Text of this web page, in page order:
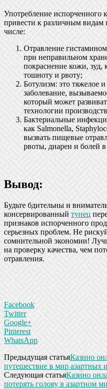
Употребление испорченного
привести к различным
числе:
Отравление
при неправильном
покраснение кожи, зуд,
тошноту и рвоту;
Ботулизм: это тяжелое
заболевание,
который может
технологии
Бактериальные
как Salmonella,
вызвать пищевые
рвоты, диареи и болей
Вывод:
Будьте бдительны и
консервированный тунец
признаков испорченного
серьезных проблем. Не
сомнительной экономии!
на проверку качества, чем
отравления.
Facebook
Twitter
Google+
Pinterest
WhatsApp
Предыдущая статьяКазино
путешествие в мир азартных
Следующая статьяКазино
потерять голову в азартном